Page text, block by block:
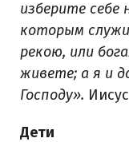
изберите себе
которым
рекою, или
живете; а я и
Господу».
Дети